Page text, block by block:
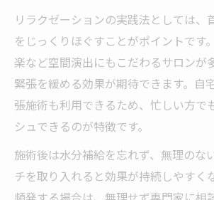
リラクゼーションの実践法としては、
をじっくりほぐすことがポイントです
楽など空間演出にもこだわるサロンが
緊張を緩める効果が期待できます。自
張施術も利用できるため、忙しい方で
シュできるのが特徴です。
施術後は水分補給を忘れず、無理のな
チを取り入れると効果が持続しやすく